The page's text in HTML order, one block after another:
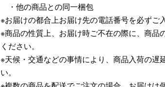
・他の商品との同一梱包
※お届けの都合上お届け先の電話番号を必ずご
※商品の性質上、お届け時ご不在の際に、商
ください。
※天候・交通などの事情により、商品入荷の遅
い。